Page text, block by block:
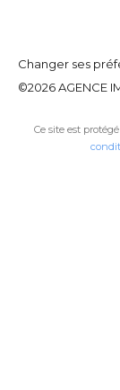
Changer ses
©2026 AGENCE
Ce site est